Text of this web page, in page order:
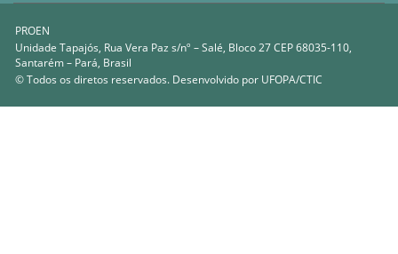
PROEN
Unidade Tapajós, Rua Vera Paz s/nº – Salé, Bloco 27 CEP 68035-110,
Santarém – Pará, Brasil
© Todos os diretos reservados. Desenvolvido por UFOPA/CTIC